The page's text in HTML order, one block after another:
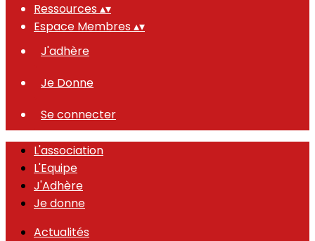
Ressources ▴▾
Espace Membres ▴▾
J'adhère
Je Donne
Se connecter
L'association
L'Equipe
J'Adhère
Je donne
Actualités